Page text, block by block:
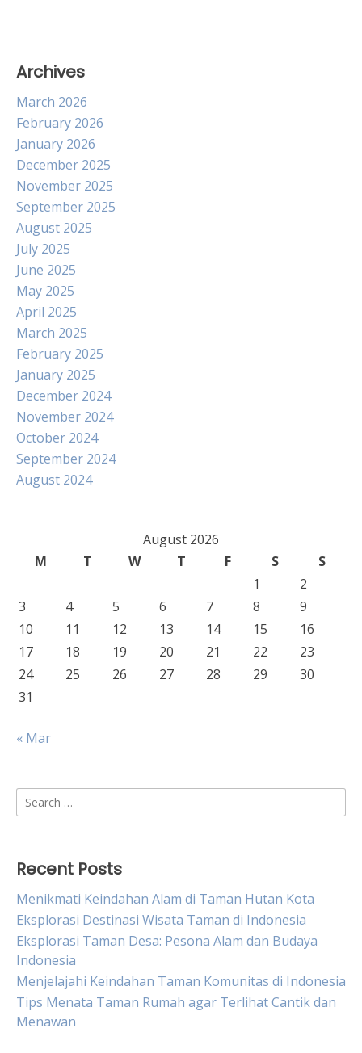
Archives
March 2026
February 2026
January 2026
December 2025
November 2025
September 2025
August 2025
July 2025
June 2025
May 2025
April 2025
March 2025
February 2025
January 2025
December 2024
November 2024
October 2024
September 2024
August 2024
August 2026
M
T W T F S
S
1
2
3
4 5 6 7 8
9
10
11 12 13 14 15
16
17
18 19 20 21 22
23
24
25 26 27 28 29
30
31
« Mar
Search
for:
Recent Posts
Menikmati Keindahan Alam di Taman Hutan Kota
Eksplorasi Destinasi Wisata Taman di Indonesia
Eksplorasi Taman Desa: Pesona Alam dan Budaya
Indonesia
Menjelajahi Keindahan Taman Komunitas di Indonesia
Tips Menata Taman Rumah agar Terlihat Cantik dan
Menawan